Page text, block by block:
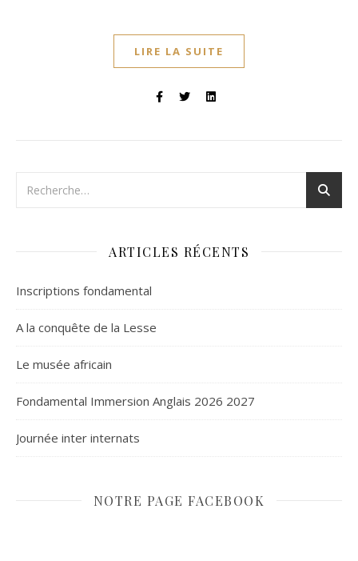
LIRE LA SUITE
ARTICLES RÉCENTS
Inscriptions fondamental
A la conquête de la Lesse
Le musée africain
Fondamental Immersion Anglais 2026 2027
Journée inter internats
NOTRE PAGE FACEBOOK